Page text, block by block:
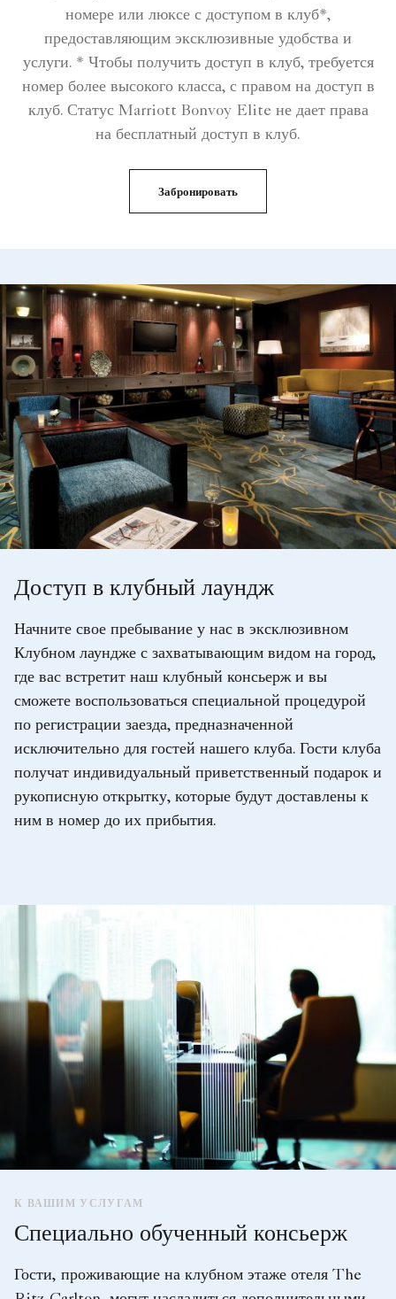
номере или люксе с доступом в клуб*,
предоставляющим эксклюзивные удобства и
услуги. * Чтобы получить доступ в клуб, требуется
номер более высокого класса, с правом на доступ в
клуб. Статус Marriott Bonvoy Elite не дает права
на бесплатный доступ в клуб.
Забронировать
Доступ в клубный лаундж
Начните свое пребывание у нас в эксклюзивном
Клубном лаундже с захватывающим видом на город,
где вас встретит наш клубный консьерж и вы
сможете воспользоваться специальной процедурой
по регистрации заезда, предназначенной
исключительно для гостей нашего клуба. Гости клуба
получат индивидуальный приветственный подарок и
рукописную открытку, которые будут доставлены к
ним в номер до их прибытия.
К ВАШИМ УСЛУГАМ
Специально обученный консьерж
Гости, проживающие на клубном этаже отеля The